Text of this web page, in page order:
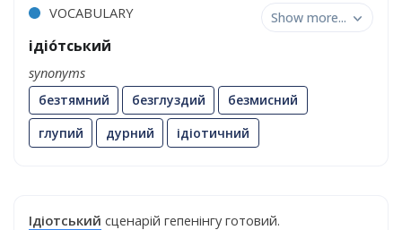
VOCABULARY Show more...
ідіо́тський
synonyms
безтямний безглуздий
безмисний
глупий
дурний ідіотичний
Ідіотський сценарій гепенінгу готовий.